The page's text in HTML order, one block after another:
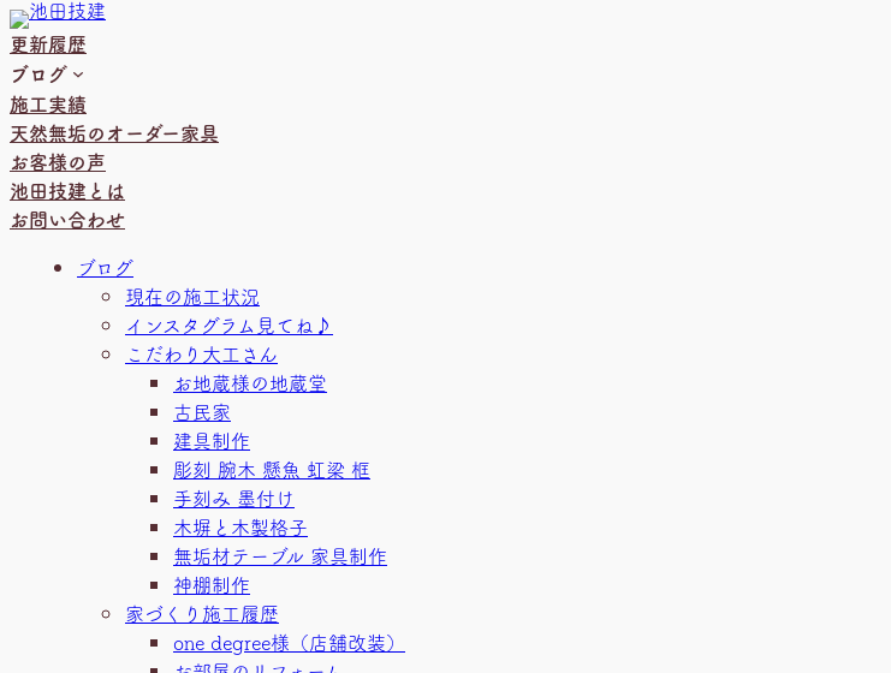
内
容
を
ス
キ
ッ
プ
更新履歴
ブログ
施工実績
天然無垢のオーダー家具
お客様の声
池田技建とは
お問い合わせ
ブログ
現在の施工状況
インスタグラム見てね♪
こだわり大工さん
お地蔵様の地蔵堂
古民家
建具制作
彫刻 腕木 懸魚 虹梁 框
手刻み 墨付け
木塀と木製格子
無垢材テーブル 家具制作
神棚制作
家づくり施工履歴
one degree様（店舗改装）